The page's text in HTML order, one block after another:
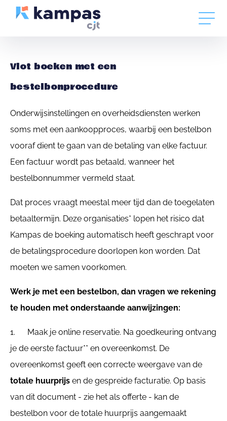
Vlot boeken met een
bestelbonprocedure
Onderwijsinstellingen en overheidsdiensten werken
soms met een aankoopproces, waarbij een bestelbon
vooraf dient te gaan van de betaling van elke factuur.
Een factuur wordt pas betaald, wanneer het
bestelbonnummer vermeld staat.
Dat proces vraagt meestal meer tijd dan de toegelaten
betaaltermijn. Deze organisaties* lopen het risico dat
Kampas de boeking automatisch heeft geschrapt voor
de betalingsprocedure doorlopen kon worden. Dat
moeten we samen voorkomen.
Werk je met een bestelbon, dan vragen we rekening
te houden met onderstaande aanwijzingen:
1. Maak je online reservatie. Na goedkeuring ontvang
je de eerste factuur** en overeenkomst. De
overeenkomst geeft een correcte weergave van de
totale huurprijs en de gespreide facturatie. Op basis
van dit document - zie het als offerte - kan de
bestelbon voor de totale huurprijs aangemaakt